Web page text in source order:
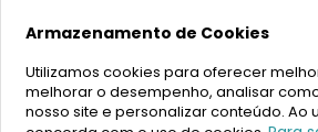
LIGAMOS PARA
Armazenamento de Cookies
Utilizamos cookies para oferecer
melhorar o desempenho, analisar
nosso site e personalizar conteúdo. Ao